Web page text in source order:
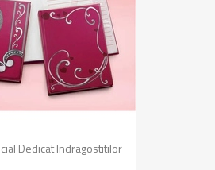
Dedicat Indragostitilor